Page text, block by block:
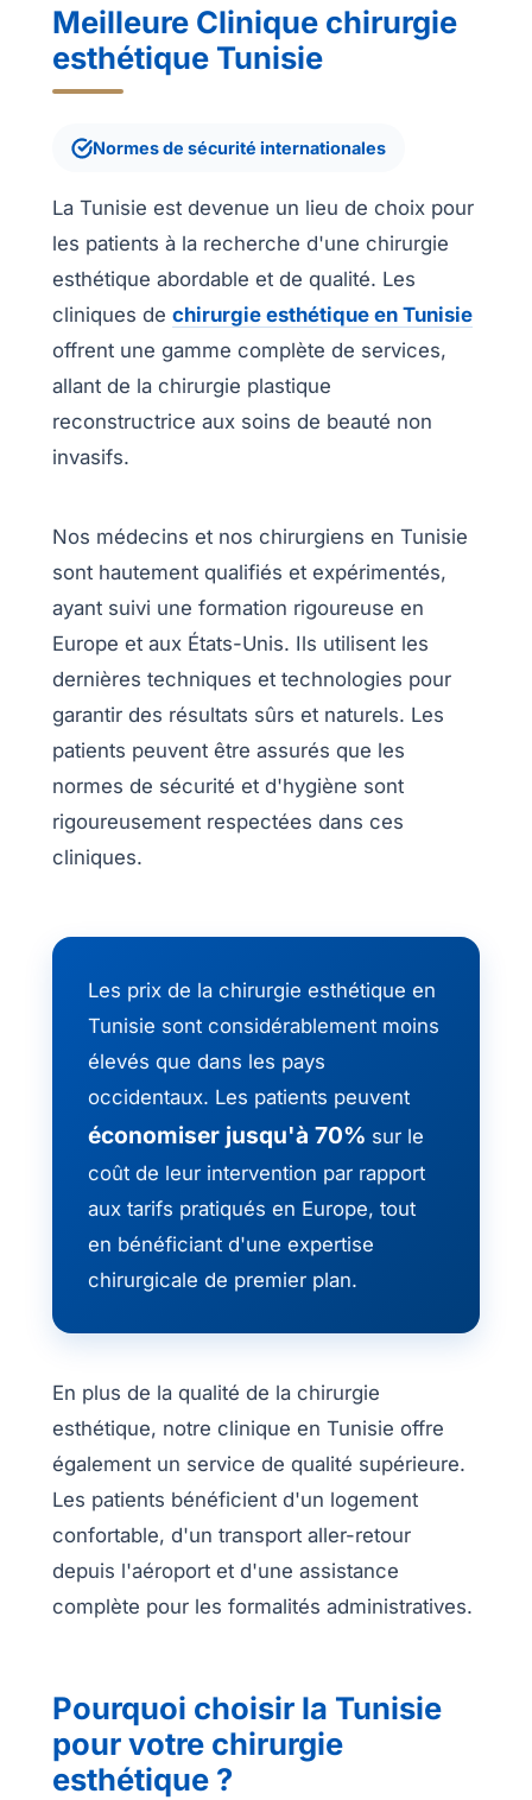
Nos
Tarifs
Nos
chirurgies
Obésité
chirurgiens
FAQ
Nos
cliniques
articles
Après
Devis
Gratuit
Meilleure Clinique chirurgie
esthétique Tunisie
Normes de sécurité internationales
La Tunisie est devenue un lieu de choix pour
les patients à la recherche d'une chirurgie
esthétique abordable et de qualité. Les
cliniques dechirurgie esthétique en Tunisie
offrent une gamme complète de services,
allant de la chirurgie plastique
reconstructrice aux soins de beauté non
invasifs.
Nos médecins et nos chirurgiens en Tunisie
sont hautement qualifiés et expérimentés,
ayant suivi une formation rigoureuse en
Europe et aux États-Unis. Ils utilisent les
dernières techniques et technologies pour
garantir des résultats sûrs et naturels. Les
patients peuvent être assurés que les
normes de sécurité et d'hygiène sont
rigoureusement respectées dans ces
cliniques.
Les prix de la chirurgie esthétique en
Tunisie sont considérablement moins
élevés que dans les pays
occidentaux. Les patients peuvent
économiser jusqu'à 70% sur le
coût de leur intervention par rapport
aux tarifs pratiqués en Europe, tout
en bénéficiant d'une expertise
chirurgicale de premier plan.
En plus de la qualité de la chirurgie
esthétique, notre clinique en Tunisie offre
également un service de qualité supérieure.
Les patients bénéficient d'un logement
confortable, d'un transport aller-retour
depuis l'aéroport et d'une assistance
complète pour les formalités administratives.
Pourquoi choisir la Tunisie
pour votre chirurgie
esthétique ?